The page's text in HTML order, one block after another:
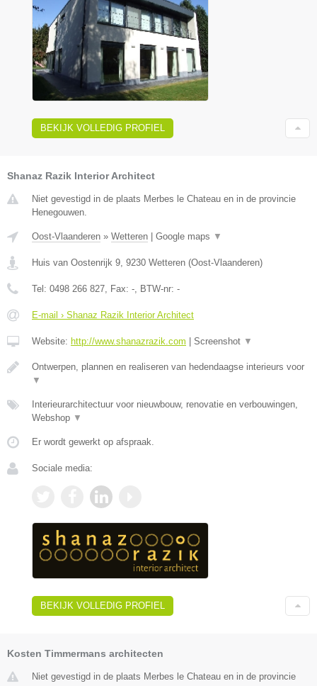
BEKIJK VOLLEDIG PROFIEL
Shanaz Razik Interior Architect
Niet gevestigd in de plaats Merbes le Chateau en in de provincie
Henegouwen.
Oost-Vlaanderen » Wetteren Google maps ▼
Huis van Oostenrijk 9, 9230 Wetteren (Oost-Vlaanderen)
Tel: 0498 266 827, Fax: -, BTW-nr: -
E-mail › Shanaz Razik Interior Architect
Website: http://www.shanazrazik.com Screenshot ▼
Ontwerpen, plannen en realiseren van hedendaagse interieurs voor
▼
Interieurarchitectuur voor nieuwbouw, renovatie en verbouwingen,
Webshop ▼
Er wordt gewerkt op afspraak.
Sociale media:
BEKIJK VOLLEDIG PROFIEL
Kosten Timmermans architecten
Niet gevestigd in de plaats Merbes le Chateau en in de provincie